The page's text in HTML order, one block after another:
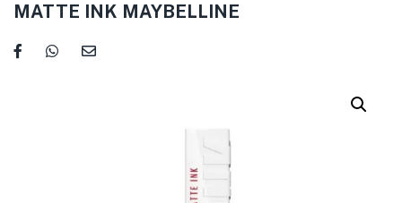
MATTE INK MAYBELLINE